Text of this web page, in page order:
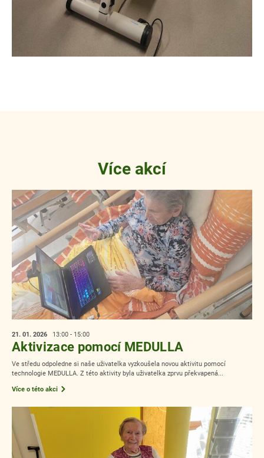
Více akcí
21. 01. 2026 13:00 - 15:00
Aktivizace pomocí MEDULLA
Ve středu odpoledne si naše uživatelka vyzkoušela novou aktivitu pomocí
technologie MEDULLA. Z této aktivity byla uživatelka zprvu překvapená...
Více o této akci